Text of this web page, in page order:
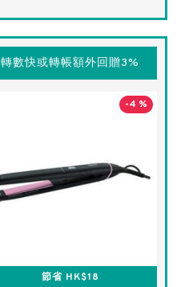
轉數快或轉帳額外回贈3%
-4 %
節省 HK$18